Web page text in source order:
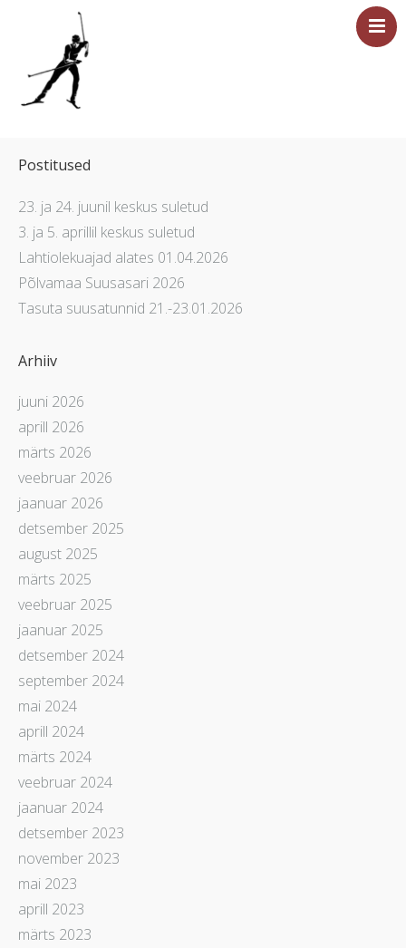
Sündmused
Majutus
Saun
Tervisesport
Ettevõtetele
Üritused
Postitused
23. ja 24. juunil keskus suletud
3. ja 5. aprillil keskus suletud
Lahtiolekuajad alates 01.04.2026
Põlvamaa Suusasari 2026
Tasuta suusatunnid 21.-23.01.2026
Arhiiv
juuni 2026
aprill 2026
märts 2026
veebruar 2026
jaanuar 2026
detsember 2025
august 2025
märts 2025
veebruar 2025
jaanuar 2025
detsember 2024
september 2024
mai 2024
aprill 2024
märts 2024
veebruar 2024
jaanuar 2024
detsember 2023
november 2023
mai 2023
aprill 2023
märts 2023